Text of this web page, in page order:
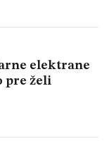
elektrane
pre želi